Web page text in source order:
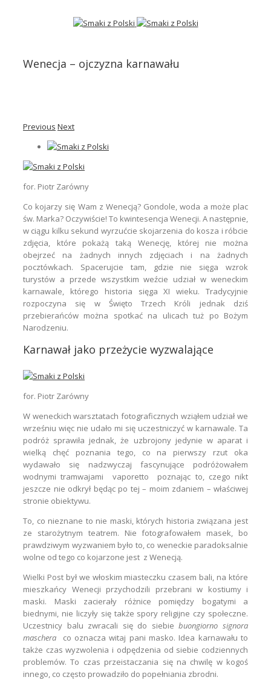
Wenecja – ojczyzna karnawału
Previous Next
for. Piotr Zarówny
Co kojarzy się Wam z Wenecją? Gondole, woda a może plac
św. Marka? Oczywiście! To kwintesencja Wenecji. A następnie,
w ciągu kilku sekund wyrzućcie skojarzenia do kosza i róbcie
zdjęcia, które pokażą taką Wenecję, której nie można
obejrzeć na żadnych innych zdjęciach i na żadnych
pocztówkach. Spacerujcie tam, gdzie nie sięga wzrok
turystów a przede wszystkim weźcie udział w weneckim
karnawale, którego historia sięga XI wieku. Tradycyjnie
rozpoczyna się w Święto Trzech Króli jednak dziś
przebierańców można spotkać na ulicach tuż po Bożym
Narodzeniu.
Karnawał jako przeżycie wyzwalające
for. Piotr Zarówny
W weneckich warsztatach fotograficznych wziąłem udział we
wrześniu więc nie udało mi się uczestniczyć w karnawale. Ta
podróż sprawiła jednak, że uzbrojony jedynie w aparat i
wielką chęć poznania tego, co na pierwszy rzut oka
wydawało się nadzwyczaj fascynujące podróżowałem
wodnymi tramwajami vaporetto poznając to, czego nikt
jeszcze nie odkrył będąc po tej – moim zdaniem – właściwej
stronie obiektywu.
To, co nieznane to nie maski, których historia związana jest
ze starożytnym teatrem. Nie fotografowałem masek, bo
prawdziwym wyzwaniem było to, co weneckie paradoksalnie
wolne od tego co kojarzone jest z Wenecją.
Wielki Post był we włoskim miasteczku czasem bali, na które
mieszkańcy Wenecji przychodzili przebrani w kostiumy i
maski. Maski zacierały różnice pomiędzy bogatymi a
biednymi, nie liczyły się także spory religijne czy społeczne.
Uczestnicy balu zwracali się do siebiebuongiorno signora
maschera co oznacza witaj pani masko. Idea karnawału to
także czas wyzwolenia i odpędzenia od siebie codziennych
problemów. To czas przeistaczania się na chwilę w kogoś
innego, co często prowadziło do popełniania zbrodni.